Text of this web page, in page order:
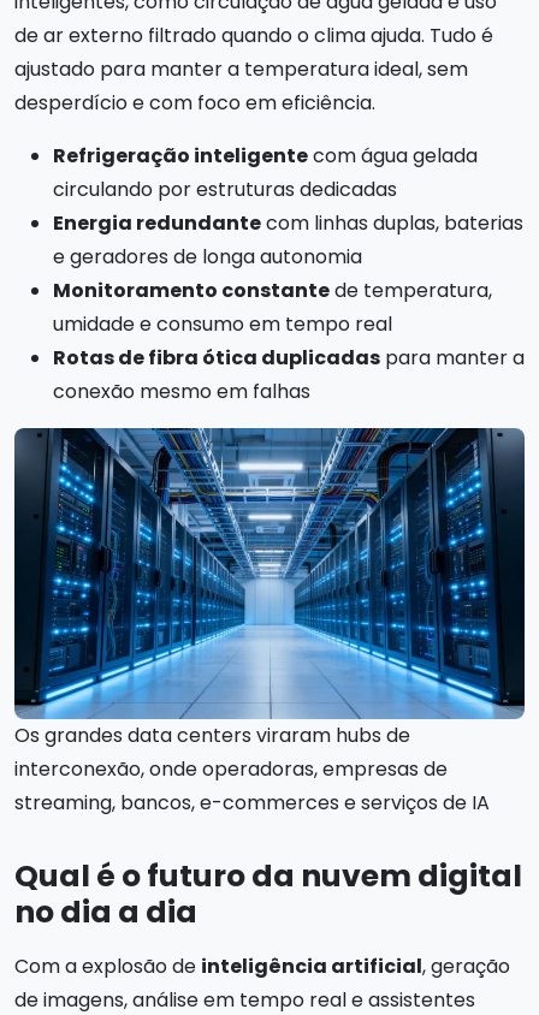
de ar externo filtrado quando o clima ajuda. Tudo é
ajustado para manter a temperatura ideal, sem
desperdício e com foco em eficiência.
Refrigeração inteligentecom água gelada
circulando por estruturas dedicadas
Energia redundantecom linhas duplas, baterias
e geradores de longa autonomia
Monitoramento constantede temperatura,
umidade e consumo em tempo real
Rotas de fibra ótica duplicadas para manter a
conexão mesmo em falhas
Os grandes data centers viraram hubs de
interconexão, onde operadoras, empresas de
streaming, bancos, e-commerces e serviços de IA
Qual é o futuro da nuvem digital
no dia a dia
Com a explosão de inteligência artificial, geração
de imagens, análise em tempo real e assistentes